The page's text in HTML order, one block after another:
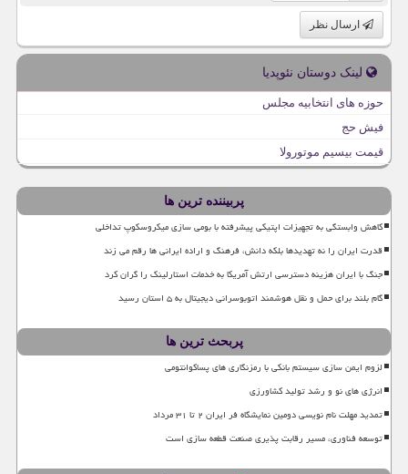
ارسال نظر
لینک دوستان نئوپدیا
حوزه های انتخابیه مجلس
فیش حج
قیمت بیسیم موتورولا
پربیننده ترین ها
کاهش وابستگی به تجهیزات اپتیکی پیشرفته با بومی سازی میکروسکوپ تداخلی
قدرت ایران را نه تهدیدها بلکه دانش، فرهنگ و اراده ایرانی ها رقم می زند
جنگ با ایران هزینه دسترسی ارتش آمریکا به خدمات استارلینک را گران کرد
گام بلند برای حمل و نقل هوشمند اتوبوسرانی دیجیتال به ۵ استان رسید
پربحث ترین ها
لزوم ایمن سازی سیستم بانکی با رمزنگاری های پساکوانتومی
انرژی های نو و رشد تولید کشاورزی
تمدید مهلت نام نویسی دومین نمایشگاه فر ایران ۲ تا ۳۱ مرداد
توسعه فناوری، مسیر رقابت پذیری صنعت قطعه سازی است